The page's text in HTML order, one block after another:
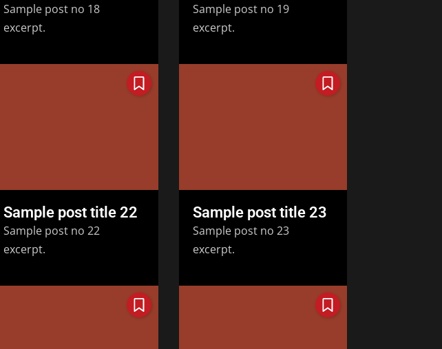
Sample post no 18
excerpt.
Sample post no 19
excerpt.
Sample post title 22
Sample post no 22
excerpt.
Sample post title 23
Sample post no 23
excerpt.